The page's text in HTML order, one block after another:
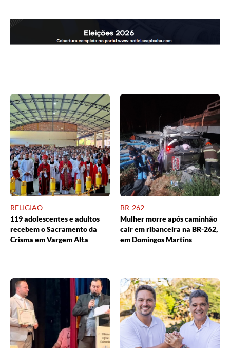
RELIGIÃO
119 adolescentes e adultos
recebem o Sacramento da
Crisma em Vargem Alta
BR-262
Mulher morre após caminhão
cair em ribanceira na BR-262,
em Domingos Martins